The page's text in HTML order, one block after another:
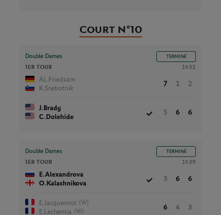
Court N°10
Double Dames TERMINÉ
1ER TOUR 1h32
AL.Friedsam
K.Srebotnik
7 1 2
J.Brady
C.Dolehide
5 6 6
Double Dames TERMINÉ
1ER TOUR 1h39
E.Alexandrova
O.Kalashnikova
3 6 6
E.Jacquemot (W)
E.Lechemia (W)
6 4 3